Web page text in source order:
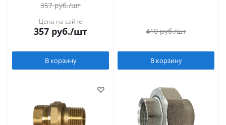
357руб./шт
Цена на сайте
357 руб./шт
В корзину
410руб./шт
В корзину